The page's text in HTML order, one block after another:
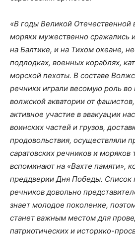
«В годы Великой Отечественной
моряки мужественно сражались
на Балтике, и на Тихом океане,
подлодках, военных кораблях,
морской пехоты. В составе
речники играли весомую роль
волжской акватории от
активное участие в эвакуации
воинских частей и грузов,
продовольствия, осуществляли
саратовских речников и моряков
вспоминают на «Вахте памяти»,
преддверии Дня Победы. Список
речников довольно
знает молодое поколение,
станет важным местом для
патриотических и историко-